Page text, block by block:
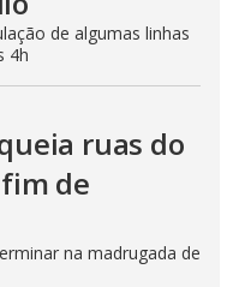
de algumas linhas
4h
ruas do
de
na madrugada de